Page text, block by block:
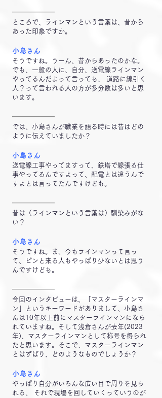
━━━━━━
ところで、ラインマンという言葉は、昔から
あった印象ですか。
小島さん
そうですね。うーん、昔からあったのかな。
でも、一般の人に、自分、送電線ラインマン
やってるんだよって言っても、 道路に線引く
人？って言われる人の方が多分数は多いと思
います。
━━━━━━
では、小島さんが職業を語る時には昔はどの
ように伝えていましたか？
小島さん
送電線工事やってますって、鉄塔で線張る仕
事やってるんですよって、配電とは違うんで
すよとは言ってたんですけども。
━━━━━━
昔は（ラインマンという言葉は）馴染みがな
い？
小島さん
そうですね。ま、今もラインマンって言っ
て、ピンと来る人もやっぱり少ないとは思う
んですけども。
━━━━━━
今回のインタビューは、「マスターラインマ
ン」というキーワードがありまして、小島さ
んは10年以上前にマスターラインマンになら
れていますね。そして浅倉さんが去年(2023
年)、マスターラインマンとして称号を得られ
たと思います。そこで、マスターラインマン
とはずばり、どのようなものでしょうか？
小島さん
やっぱり自分がいろんな広い目で周りを見ら
れる、 それで現場を回していくっていうのが